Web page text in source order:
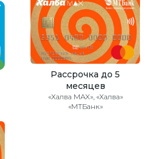
Рассрочка до 5
месяцев
«Халва MAX», «Халва»
«МТБанк»